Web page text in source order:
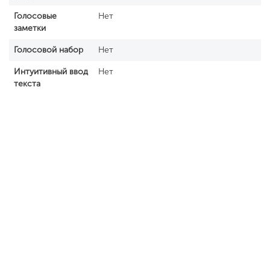
Голосовые
заметки
Нет
Голосовой набор Нет
Интуитивный ввод
текста
Нет